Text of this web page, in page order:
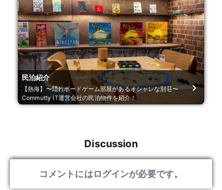
民泊紹介
【熱海】〜隠れボードゲーム部屋があるオシャレな別荘〜
Commutty IT運営会社の民泊物件を紹介！
Discussion
コメントにはログインが必要です。